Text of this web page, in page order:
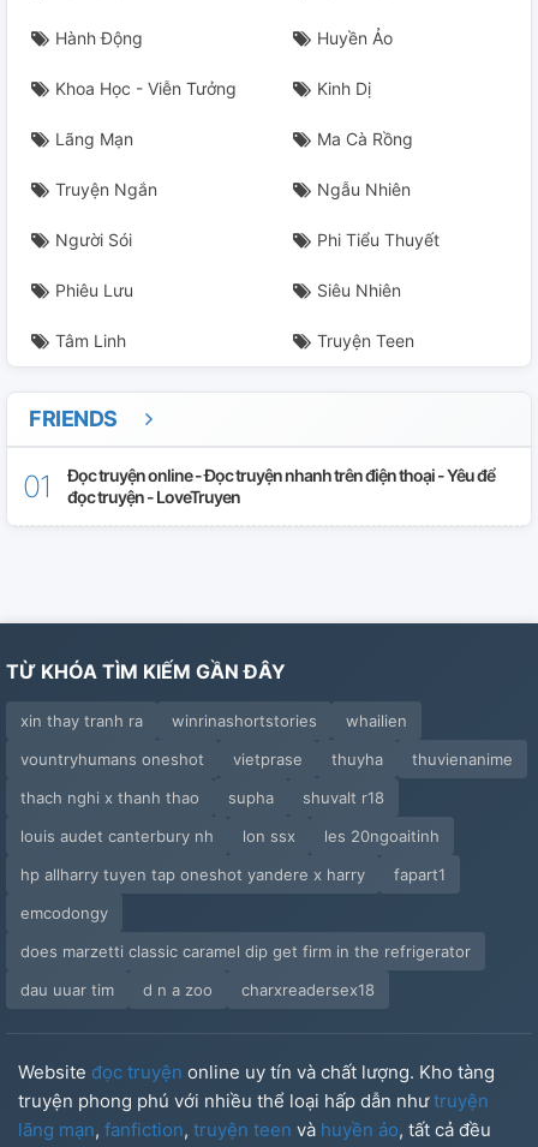
Hành Động Huyền Ảo
Khoa Học - Viễn Tưởng Kinh Dị
Lãng Mạn Ma Cà Rồng
Truyện Ngắn Ngẫu Nhiên
Người Sói Phi Tiểu Thuyết
Phiêu Lưu Siêu Nhiên
Tâm Linh Truyện Teen
FRIENDS
Đọc truyện online - Đọc truyện nhanh trên điện thoại - Yêu để
đọc truyện - LoveTruyen
TỪ KHÓA TÌM KIẾM GẦN ĐÂY
xin thay tranh ra winrinashortstories
whailien
vountryhumans oneshot
vietprase thuyha
thuvienanime
thach nghi x thanh thao
supha
shuvalt r18
louis audet canterbury nh
lon ssx
les 20ngoaitinh
hp allharry tuyen tap oneshot yandere x harry
fapart1
emcodongy
does marzetti classic caramel dip get firm in the refrigerator
dau uuar tim
d n a zoo charxreadersex18
Website đọc truyện online uy tín và chất lượng. Kho tàng
truyện phong phú với nhiều thể loại hấp dẫn nhưtruyện
lãng mạn, fanfiction, truyện teen và huyền ảo, tất cả đều